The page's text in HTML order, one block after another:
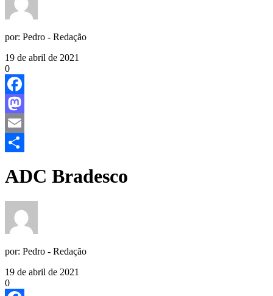
por: Pedro - Redação
19 de abril de 2021
0
Facebook
Mastodon
Email
ADC Bradesco
por: Pedro - Redação
19 de abril de 2021
0